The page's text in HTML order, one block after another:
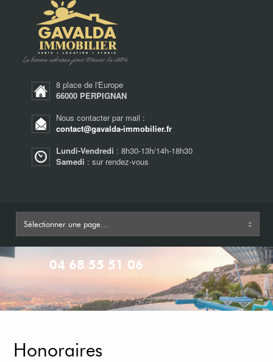
8 place de l'Europe
66000 PERPIGNAN
Nous contacter par mail :
contact@gavalda-immobilier.fr
Lundi-Vendredi : 8h30-13h/14h-18h30
Samedi : sur rendez-vous
04 68 55 51 06
Honoraires